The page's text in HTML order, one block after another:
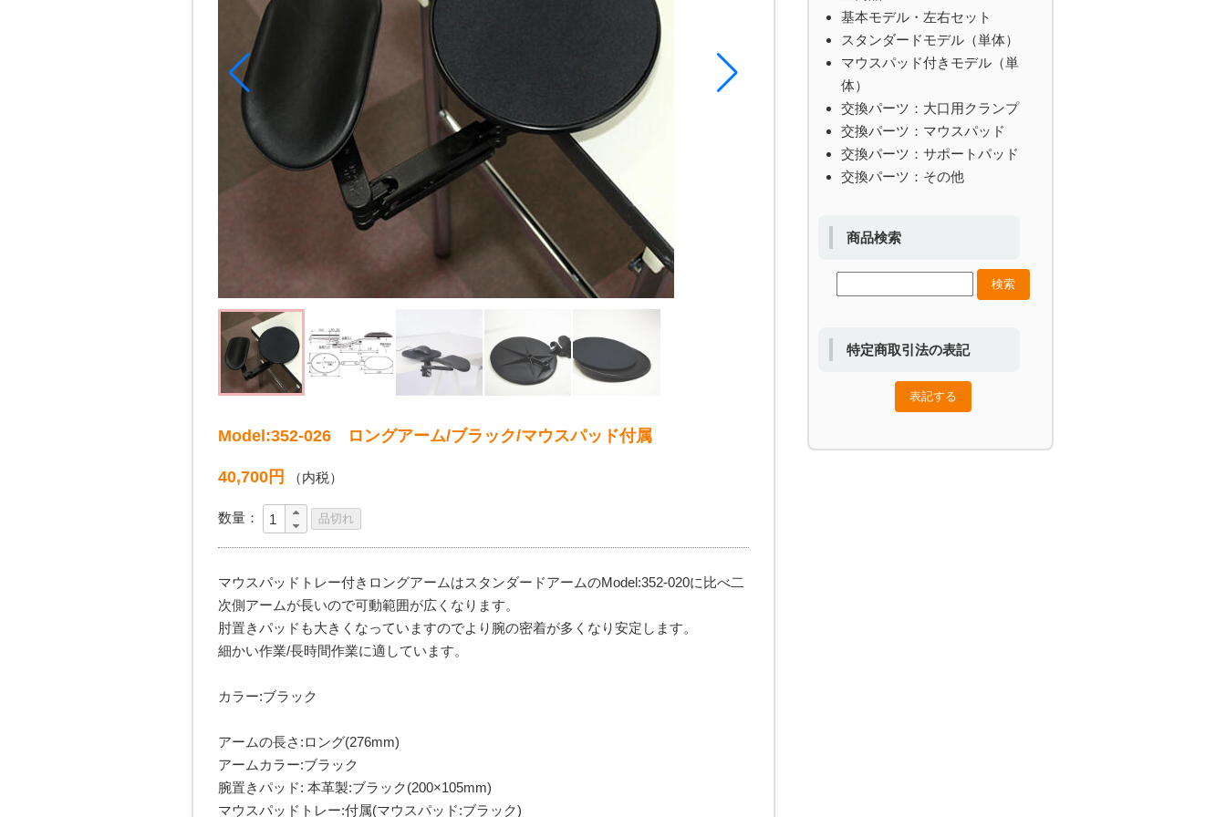
Model:352-026 ロングアーム/ブラック/マウスパッド付属
40,700円 （内税）
数量：
マウスパッドトレー付きロングアームはスタンダードアームのModel:352-020に比べ二
次側アームが長いので可動範囲が広くなります。
肘置きパッドも大きくなっていますのでより腕の密着が多くなり安定します。
細かい作業/長時間作業に適しています。
カラー:ブラック
アームの長さ:ロング(276mm)
アームカラー:ブラック
腕置きパッド: 本革製:ブラック(200×105mm)
マウスパッドトレー:付属(マウスパッド:ブラック)
基本モデル・左右セット
スタンダードモデル（単体）
マウスパッド付きモデル（単
体）
交換パーツ：大口用クランプ
交換パーツ：マウスパッド
交換パーツ：サポートパッド
交換パーツ：その他
商品検索
特定商取引法の表記